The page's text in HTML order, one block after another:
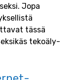
Jopa
tässä
tekoäly-